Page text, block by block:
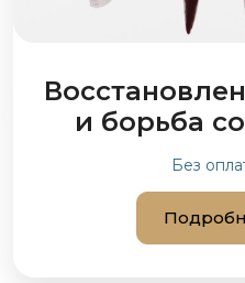
и борьба
Без